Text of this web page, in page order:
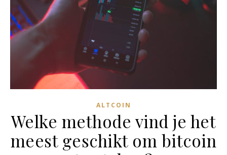
ALTCOIN
Welke methode vind je het
meest geschikt om bitcoin